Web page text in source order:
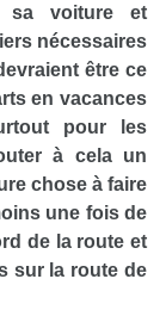
sa voiture et
nécessaires
être ce
en vacances
pour les
à cela un
chose à faire
une fois de
de la route et
sur la route de